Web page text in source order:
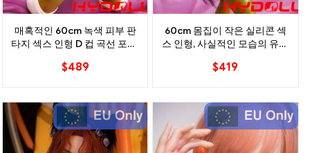
매혹적인 60cm 녹색 피부 판
타지 섹스 인형 D 컵 곡선 포즈 ​​
$489
60cm 몸집이 작은 실리콘 섹
스 인형, 사실적인 모습의 유연
$419